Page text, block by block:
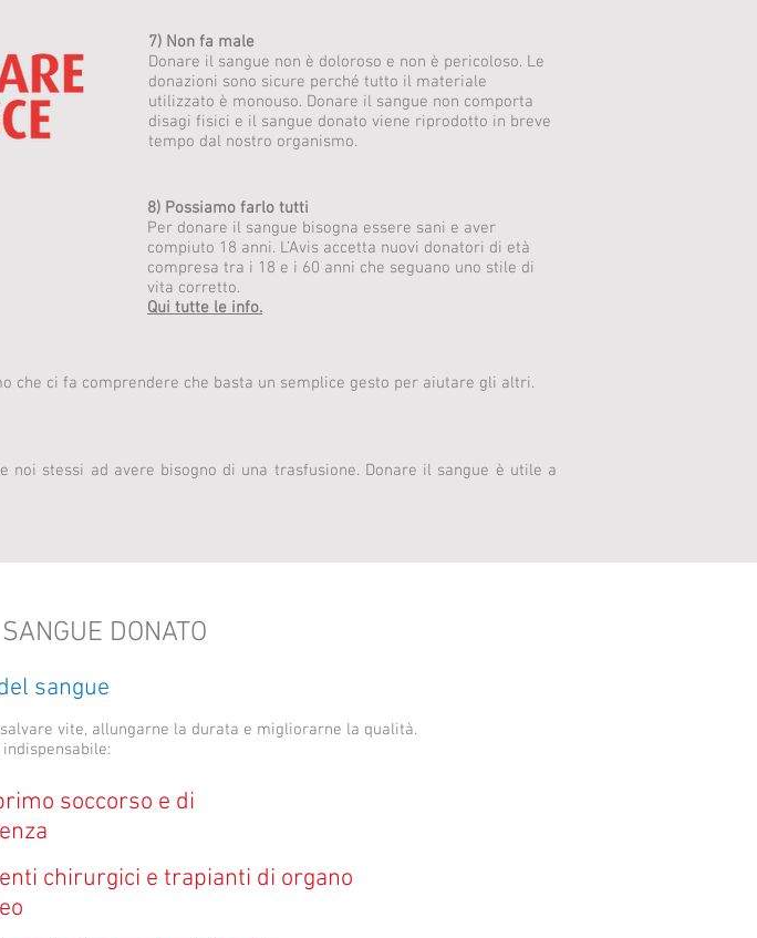
7) Non fa male
Donare il sangue non è doloroso e non è pericoloso. Le
donazioni sono sicure perché tutto il materiale
utilizzato è monouso. Donare il sangue non comporta
disagi fisici e il sangue donato viene riprodotto in breve
tempo dal nostro organismo.
8) Possiamo farlo tutti
Per donare il sangue bisogna essere sani e aver
compiuto 18 anni. L’Avis accetta nuovi donatori di età
compresa tra i 18 e i 60 anni che seguano uno stile di
vita corretto.
Qui tutte le info.
che ci fa comprendere che basta un semplice gesto per aiutare gli altri.
stessi ad avere bisogno di una trasfusione. Donare il sangue è utile a
DONATO
sangue
vite, allungarne la durata e migliorarne la qualità.
soccorso e di
chirurgici e trapianti di organo